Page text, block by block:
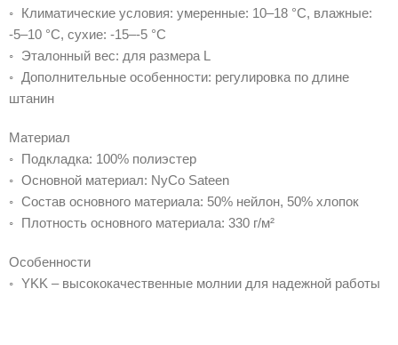
◦ Климатические условия: умеренные: 10–18 °C, влажные:
-5–10 °C, сухие: -15–-5 °C
◦ Эталонный вес: для размера L
◦ Дополнительные особенности: регулировка по длине
штанин
Материал
◦ Подкладка: 100% полиэстер
◦ Основной материал: NyCo Sateen
◦ Состав основного материала: 50% нейлон, 50% хлопок
◦ Плотность основного материала: 330 г/м²
Особенности
◦ YKK – высококачественные молнии для надежной работы